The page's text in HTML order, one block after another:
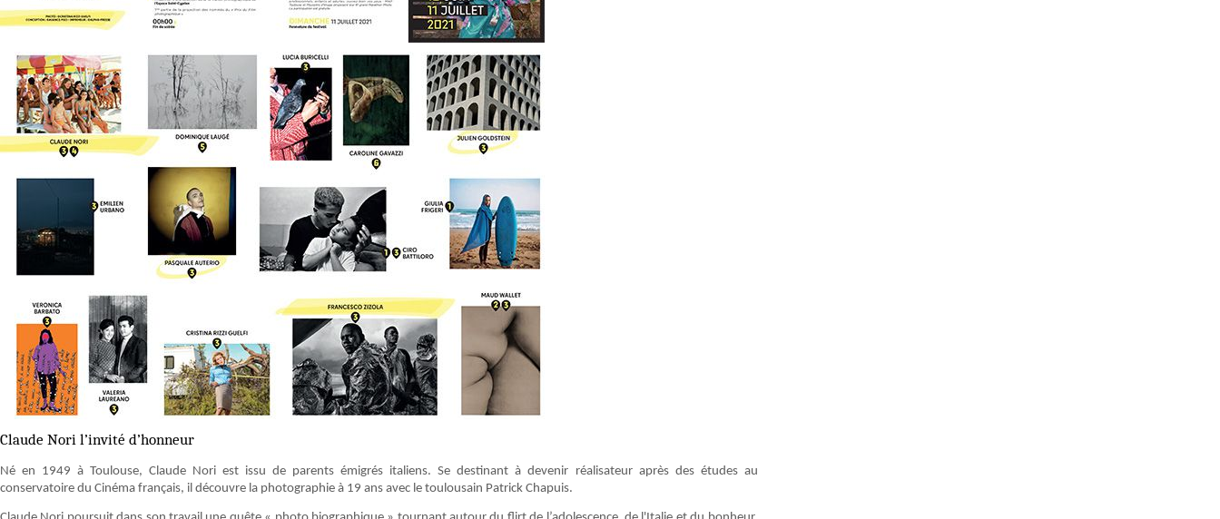
Claude Nori l’invité d’honneur
Né en 1949 à Toulouse, Claude Nori est issu de parents émigrés italiens. Se destinant à devenir réalisateur après des études au
conservatoire du Cinéma français, il découvre la photographie à 19 ans avec le toulousain Patrick Chapuis.